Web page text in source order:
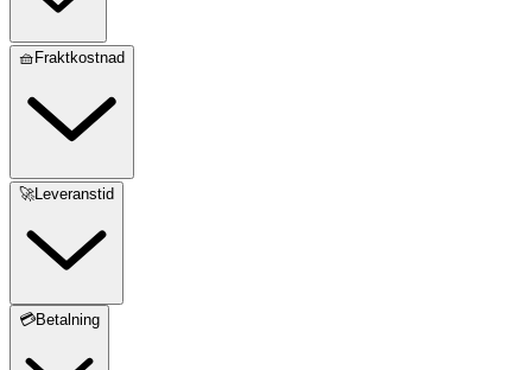
🧺Fraktkostnad
🚀Leveranstid
💳Betalning